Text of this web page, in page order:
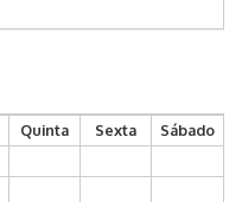
Quinta Sexta
Sábado